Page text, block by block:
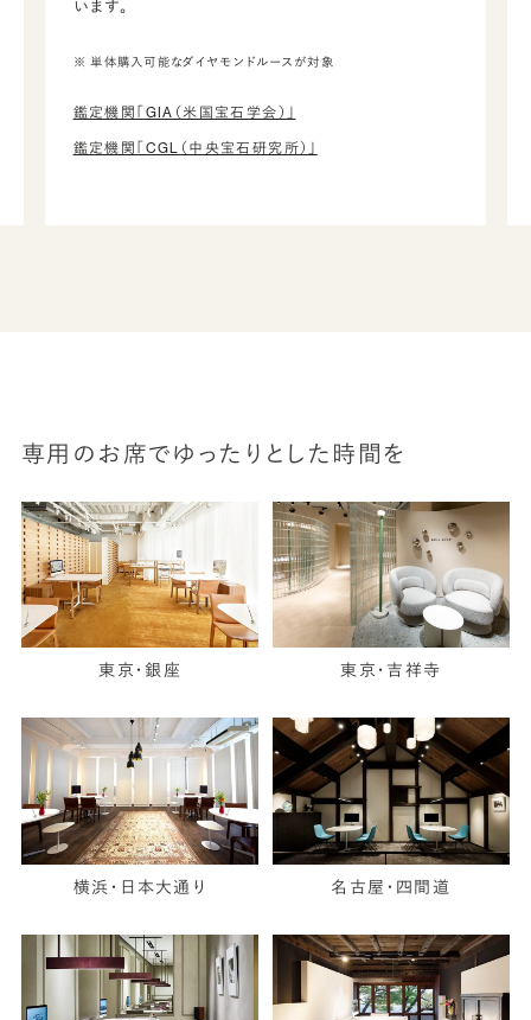
います。
※ 単体購入可能なダイヤモンドルースが対象
鑑定機関「GIA（米国宝石学会）」
鑑定機関「CGL（中央宝石研究所）」
専用のお席でゆったりとした時間を
東京・銀座 東京・吉祥寺
横浜・日本大通り 名古屋・四間道